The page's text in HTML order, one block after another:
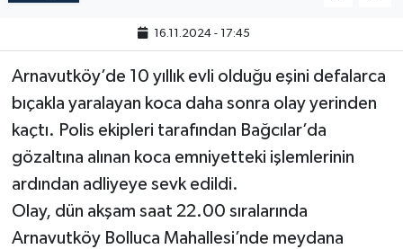
16.11.2024 - 17:45
Arnavutköy’de 10 yıllık evli olduğu eşini defalarca
bıçakla yaralayan koca daha sonra olay yerinden
kaçtı. Polis ekipleri tarafından Bağcılar’da
gözaltına alınan koca emniyetteki işlemlerinin
ardından adliyeye sevk edildi.
Olay, dün akşam saat 22.00 sıralarında
Arnavutköy Bolluca Mahallesi’nde meydana